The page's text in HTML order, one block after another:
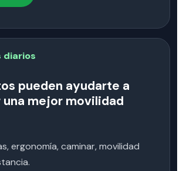
diarios
pueden ayudarte a
mejor movilidad
ergonomía, caminar, movilidad